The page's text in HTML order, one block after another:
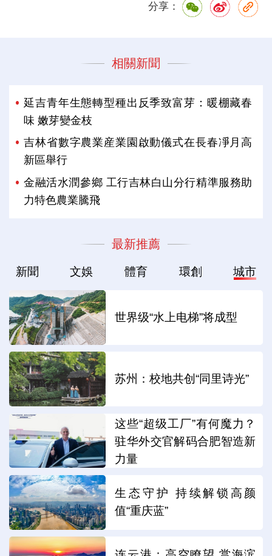
分享：
相關新聞
延吉青年生態轉型種出反季致富芽：暖棚藏春
味 嫩芽變金枝
吉林省數字農業産業園啟動儀式在長春凈月高
新區舉行
金融活水潤參鄉 工行吉林白山分行精準服務助
力特色農業騰飛
最新推薦
新聞 文娛 體育 環創 城市
世界级“水上电梯”将成型
苏州：校地共创“同里诗光”
这些“超级工厂”有何魔力？
驻华外交官解码合肥智造新
力量
生态守护 持续解锁高颜
值“重庆蓝”